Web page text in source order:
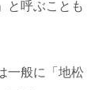
と呼ぶことも
一般に「地松